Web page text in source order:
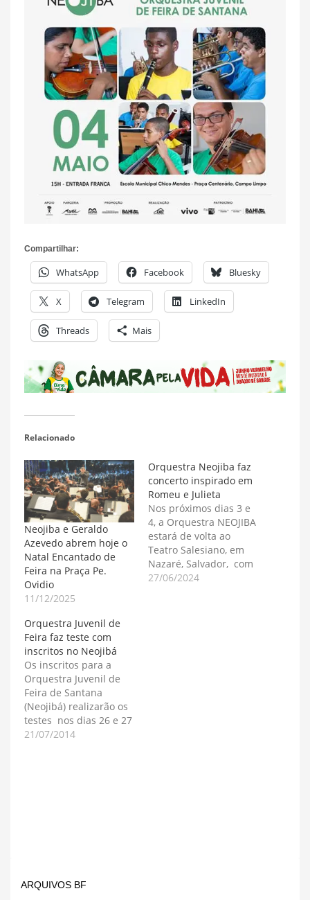
Compartilhar:
WhatsApp Facebook Bluesky
X Telegram LinkedIn
Threads Mais
Relacionado
Neojiba e Geraldo
Azevedo abrem hoje o
Natal Encantado de
Feira na Praça Pe.
Ovidio
11/12/2025
Orquestra Neojiba faz
concerto inspirado em
Romeu e Julieta
Nos próximos dias 3 e
4, a Orquestra NEOJIBA
estará de volta ao
Teatro Salesiano, em
Nazaré, Salvador, com
obras inspiradas em
27/06/2024
Orquestra Juvenil de
Feira faz teste com
inscritos no Neojibá
Os inscritos para a
Orquestra Juvenil de
Feira de Santana
(Neojibá) realizarão os
testes nos dias 26 e 27
de Julho, no CUCA-
21/07/2014
ARQUIVOS BF